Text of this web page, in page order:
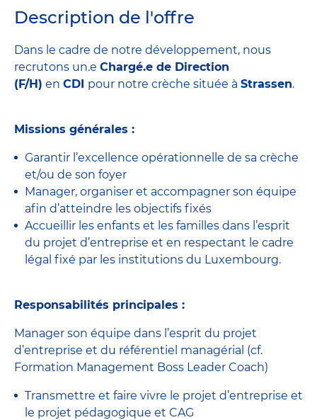
Description de l'offre
Dans le cadre de notre développement, nous
recrutons un.e Chargé.e de Direction
(F/H) en CDI pour notre crèche située à Strassen.
Missions générales :
Garantir l’excellence opérationnelle de sa crèche
et/ou de son foyer
Manager, organiser et accompagner son équipe
afin d’atteindre les objectifs fixés
Accueillir les enfants et les familles dans l’esprit
du projet d’entreprise et en respectant le cadre
légal fixé par les institutions du Luxembourg.
Responsabilités principales :
Manager son équipe dans l’esprit du projet
d’entreprise et du référentiel managérial (cf.
Formation Management Boss Leader Coach)
Transmettre et faire vivre le projet d’entreprise et
le projet pédagogique et CAG